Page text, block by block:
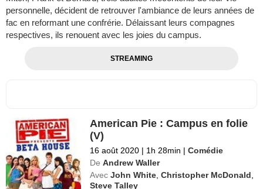
personnelle, décident de retrouver l'ambiance de leurs années de
fac en reformant une confrérie. Délaissant leurs compagnes
respectives, ils renouent avec les joies du campus.
STREAMING
American Pie : Campus en folie
(V)
16 août 2020 | 1h 28min | Comédie
De Andrew Waller
Avec John White,Christopher McDonald,
Steve Talley